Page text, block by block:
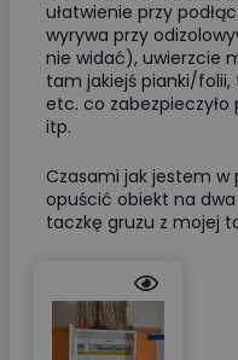
ułatwienie przy
wyrywa przy
nie widać), uwierzcie
tam jakiejś pianki/folii,
etc. co
itp.
Czasami jak jestem
opuścić obiekt na
taczkę gruzu z mojej